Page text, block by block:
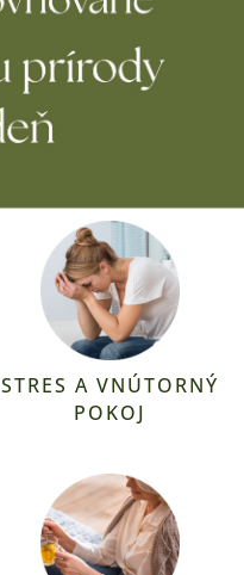
STRES A VNÚTORNÝ
POKOJ